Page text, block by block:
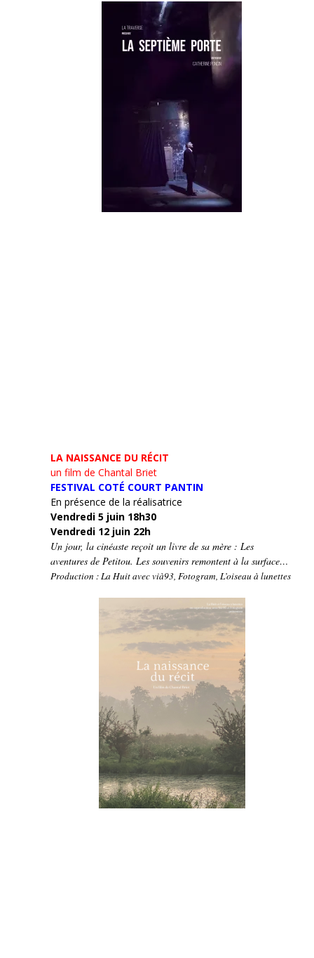
LA NAISSANCE DU RÉCIT
un film de Chantal Briet
FESTIVAL COTÉ COURT PANTIN
En présence de la réalisatrice
Vendredi 5 juin 18h30
Vendredi 12 juin 22h
Un jour, la cinéaste reçoit un livre de sa mère : Les
aventures de Petitou. Les souvenirs remontent à la surface…
Production : La Huit avec vià93, Fotogram, L’oiseau à lunettes